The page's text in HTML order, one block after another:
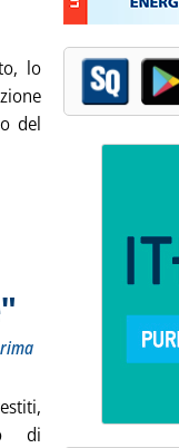
lo
del
contatore in calo'
di